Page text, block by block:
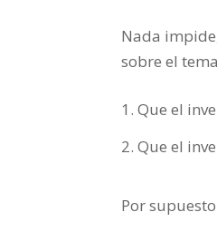
Nada
sobre el
Que el
Que el
Por